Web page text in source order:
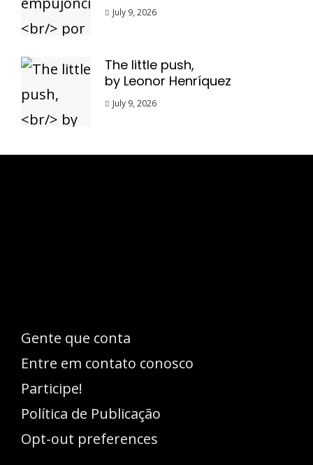
July 9, 2026
The little push,
by Leonor Henríquez
July 9, 2026
Gente que conta
Entre em contato conosco
Participe!
Política de Publicação
Opt-out preferences